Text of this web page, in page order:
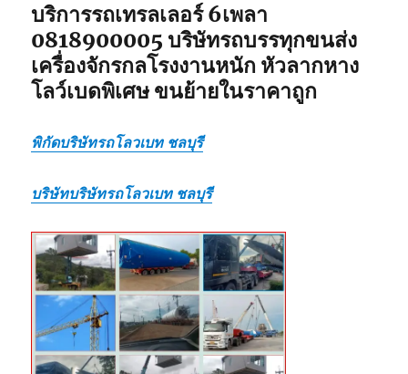
บริการรถเทรลเลอร์ 6เพลา
0818900005 บริษัทรถบรรทุกขนส่ง
เครื่องจักรกลโรงงานหนัก หัวลากหาง
โลว์เบดพิเศษ ขนย้ายในราคาถูก
พิกัดบริษัทรถโลวเบท ชลบุรี
บริษัทบริษัทรถโลวเบท ชลบุรี